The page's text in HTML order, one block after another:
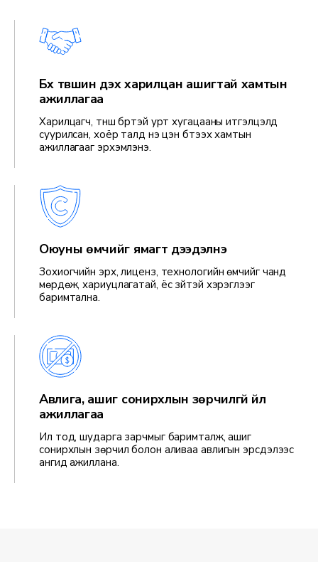
Бүх түвшин дэх харилцан ашигтай хамтын
ажиллагаа
Харилцагч, түнш бүртэй урт хугацааны итгэлцэлд
суурилсан, хоёр талд үнэ цэн бүтээх хамтын
ажиллагааг эрхэмлэнэ.
Оюуны өмчийг ямагт дээдэлнэ
Зохиогчийн эрх, лиценз, технологийн өмчийг чанд
мөрдөж, хариуцлагатай, ёс зүйтэй хэрэглээг
баримтална.
Авлига, ашиг сонирхлын зөрчилгүй үйл
ажиллагаа
Ил тод, шударга зарчмыг баримталж, ашиг
сонирхлын зөрчил болон аливаа авлигын эрсдэлээс
ангид ажиллана.